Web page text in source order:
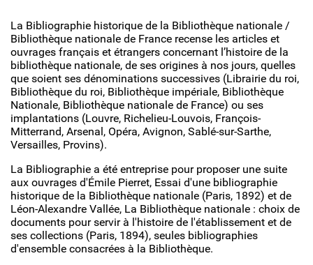
La Bibliographie historique de la Bibliothèque nationale /
Bibliothèque nationale de France recense les articles et
ouvrages français et étrangers concernant l’histoire de la
bibliothèque nationale, de ses origines à nos jours, quelles
que soient ses dénominations successives (Librairie du roi,
Bibliothèque du roi, Bibliothèque impériale, Bibliothèque
Nationale, Bibliothèque nationale de France) ou ses
implantations (Louvre, Richelieu-Louvois, François-
Mitterrand, Arsenal, Opéra, Avignon, Sablé-sur-Sarthe,
Versailles, Provins).
La Bibliographie a été entreprise pour proposer une suite
aux ouvrages d'Émile Pierret, Essai d'une bibliographie
historique de la Bibliothèque nationale (Paris, 1892) et de
Léon-Alexandre Vallée, La Bibliothèque nationale : choix de
documents pour servir à l'histoire de l'établissement et de
ses collections (Paris, 1894), seules bibliographies
d'ensemble consacrées à la Bibliothèque.